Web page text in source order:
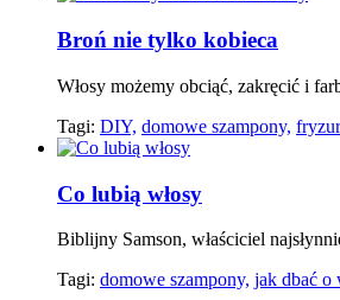
Broń nie tylko kobieca
Włosy możemy obciąć, zakręcić i
Tagi: DIY, domowe szampony,
Co lubią włosy
Biblijny Samson, właściciel
Tagi: domowe szampony, jak dbać o